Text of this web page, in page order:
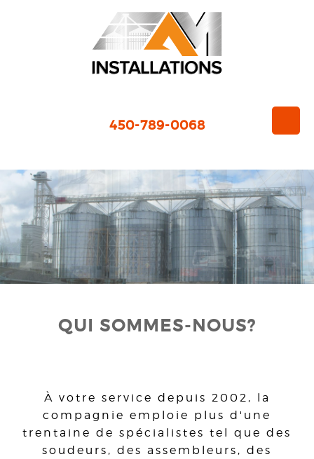
450-789-0068
QUI SOMMES-NOUS?
À votre service depuis 2002, la
compagnie emploie plus d'une
trentaine de spécialistes tel que des
soudeurs, des assembleurs, des